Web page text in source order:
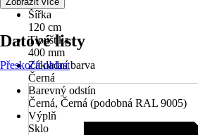
Šířka
120 cm
Tloušťka
400 mm
Základní barva
Černá
Barevný odstín
Černá, Černá (podobná RAL 9005)
Výplň
Sklo
Datové listy
Přeskočit oblast